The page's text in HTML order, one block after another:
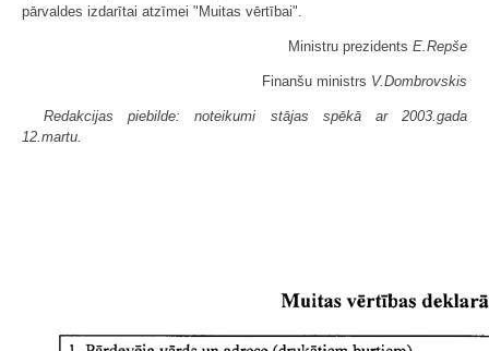
pārvaldes izdarītai atzīmei "Muitas vērtībai".
Ministru prezidents E.Repše
Finanšu ministrs V.Dombrovskis
Redakcijas piebilde: noteikumi stājas spēkā ar 2003.gada
12.martu.